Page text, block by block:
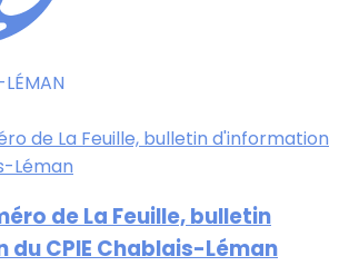
de La Feuille, bulletin
CPIE Chablais-Léman